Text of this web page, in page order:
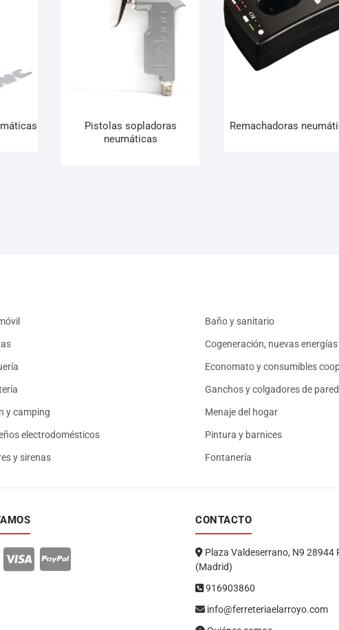
Pistolas sopladoras
neumáticas
Remachadoras
Baño y sanitario
Cogeneración, nuevas
Economato y consumibles
Ganchos y colgadores de pared
y camping Menaje del hogar
electrodomésticos Pintura y barnices
y sirenas Fontanería
CONTACTO
Plaza Valdeserrano, N9 28944
(Madrid)
916903860
info@ferreteriaelarroyo.com